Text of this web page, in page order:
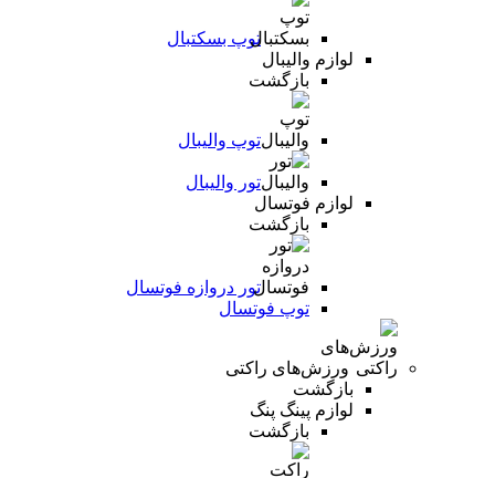
توپ بسکتبال
لوازم والیبال
بازگشت
توپ والیبال
تور والیبال
لوازم فوتسال
بازگشت
تور دروازه فوتسال
توپ فوتسال
ورزش‌های راکتی
بازگشت
لوازم پینگ پنگ
بازگشت